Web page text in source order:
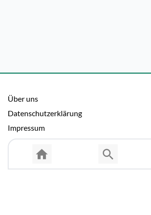
Über uns
Datenschutzerklärung
Impressum
Allgemeine Nutzungsbedingungen